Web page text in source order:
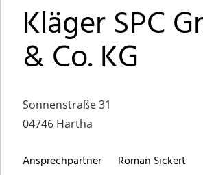
Kläger SPC
& Co. KG
Sonnenstraße 31
04746 Hartha
Ansprechpartner
Roman Sickert